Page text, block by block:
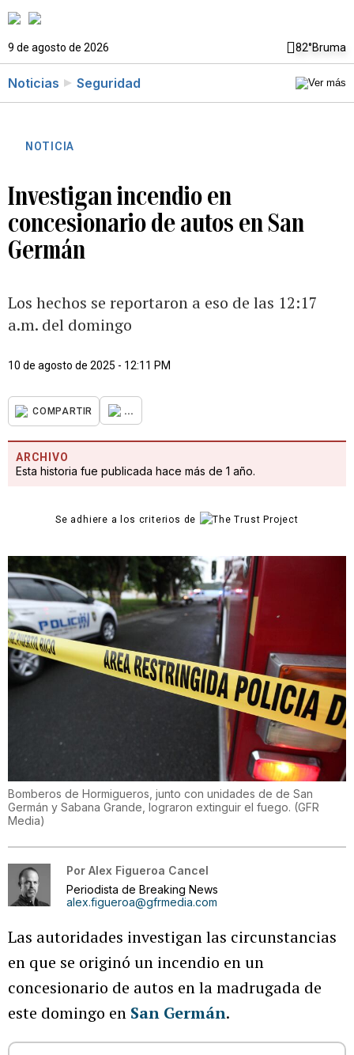
9 de agosto de 2026 82°Bruma
Noticias Seguridad
NOTICIA
Investigan incendio en
concesionario de autos en San
Germán
Los hechos se reportaron a eso de las 12:17
a.m. del domingo
10 de agosto de 2025 - 12:11 PM
COMPARTIR ...
ARCHIVO
Esta historia fue publicada hace más de 1 año.
Se adhiere a los criterios de
Bomberos de Hormigueros, junto con unidades de de San
Germán y Sabana Grande, lograron extinguir el fuego. (GFR
Media)
Por Alex Figueroa Cancel
Periodista de Breaking News
alex.figueroa@gfrmedia.com
Las autoridades investigan las circunstancias
en que se originó un incendio en un
concesionario de autos en la madrugada de
este domingo en San Germán.